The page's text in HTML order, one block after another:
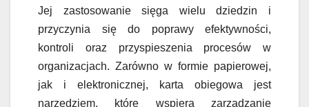
Jej zastosowanie sięga wielu dziedzin i
przyczynia się do poprawy efektywności,
kontroli oraz przyspieszenia procesów w
organizacjach. Zarówno w formie papierowej,
jak i elektronicznej, karta obiegowa jest
narzędziem, które wspiera zarządzanie